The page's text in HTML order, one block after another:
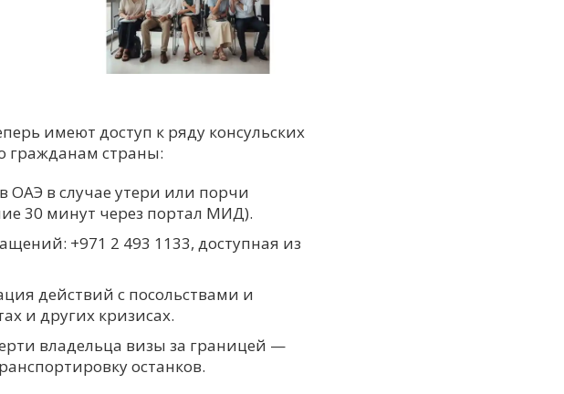
имеют доступ к ряду консульских
гражданам страны:
ОАЭ в случае утери или порчи
30 минут через портал МИД).
+971 2 493 1133, доступная из
действий с посольствами и
и других кризисах.
владельца визы за границей —
останков.